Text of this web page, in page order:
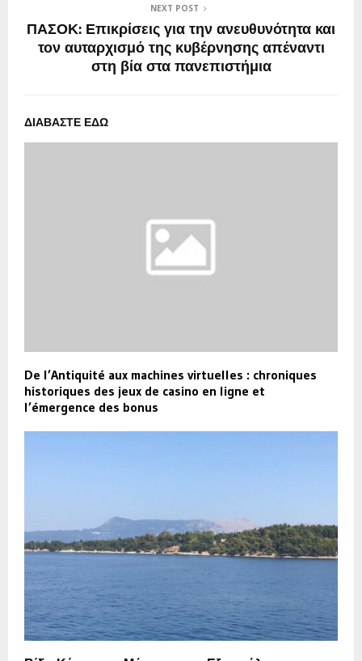
NEXT POST
ΠΑΣΟΚ: Επικρίσεις για την ανευθυνότητα και
τον αυταρχισμό της κυβέρνησης απέναντι
στη βία στα πανεπιστήμια
ΔΙΑΒΑΣΤΕ ΕΔΩ
De l’Antiquité aux machines virtuelles : chroniques
historiques des jeux de casino en ligne et
l’émergence des bonus